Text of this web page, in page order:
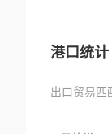
港口统计
出口贸易匹